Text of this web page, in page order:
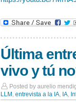
Última
vivo y tú
Posted by aurelio
LLM , entrevista a la IA, IA,